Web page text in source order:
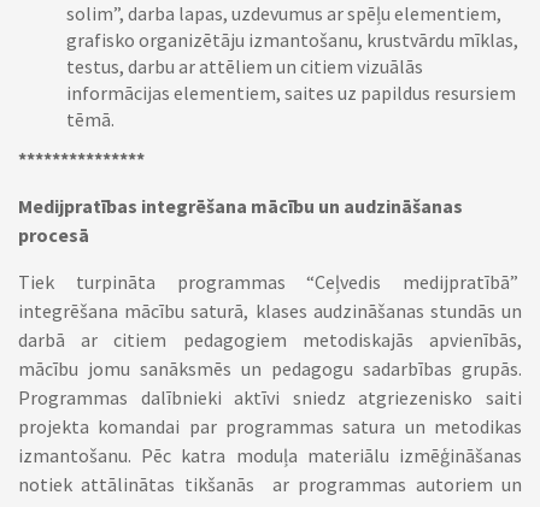
solim”, darba lapas, uzdevumus ar spēļu elementiem,
grafisko organizētāju izmantošanu, krustvārdu mīklas,
testus, darbu ar attēliem un citiem vizuālās
informācijas elementiem, saites uz papildus resursiem
tēmā.
***************
Medijpratības integrēšana mācību un audzināšanas
procesā
Tiek turpināta programmas “Ceļvedis medijpratībā”
integrēšana mācību saturā, klases audzināšanas stundās un
darbā ar citiem pedagogiem metodiskajās apvienībās,
mācību jomu sanāksmēs un pedagogu sadarbības grupās.
Programmas dalībnieki aktīvi sniedz atgriezenisko saiti
projekta komandai par programmas satura un metodikas
izmantošanu. Pēc katra moduļa materiālu izmēģināšanas
notiek attālinātas tikšanās ar programmas autoriem un